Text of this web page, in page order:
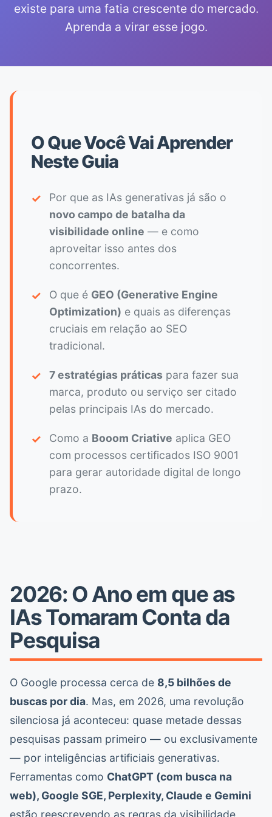
existe para uma fatia crescente do mercado.
Aprenda a virar esse jogo.
O Que Você Vai Aprender
Neste Guia
✓
Por que as IAs generativas já são o
novo campo de batalha da
visibilidade online — e como
aproveitar isso antes dos
concorrentes.
✓ O que é GEO (Generative Engine
Optimization) e quais as diferenças
cruciais em relação ao SEO
tradicional.
✓ 7 estratégias práticas para fazer sua
marca, produto ou serviço ser citado
pelas principais IAs do mercado.
✓ Como a Booom Criative aplica GEO
com processos certificados ISO 9001
para gerar autoridade digital de longo
prazo.
2026: O Ano em que as
IAs Tomaram Conta da
Pesquisa
O Google processa cerca de 8,5 bilhões de
buscas por dia. Mas, em 2026, uma revolução
silenciosa já aconteceu: quase metade dessas
pesquisas passam primeiro — ou exclusivamente
— por inteligências artificiais generativas.
Ferramentas como ChatGPT (com busca na
web), Google SGE, Perplexity, Claude e Gemini
estão reescrevendo as regras da visibilidade